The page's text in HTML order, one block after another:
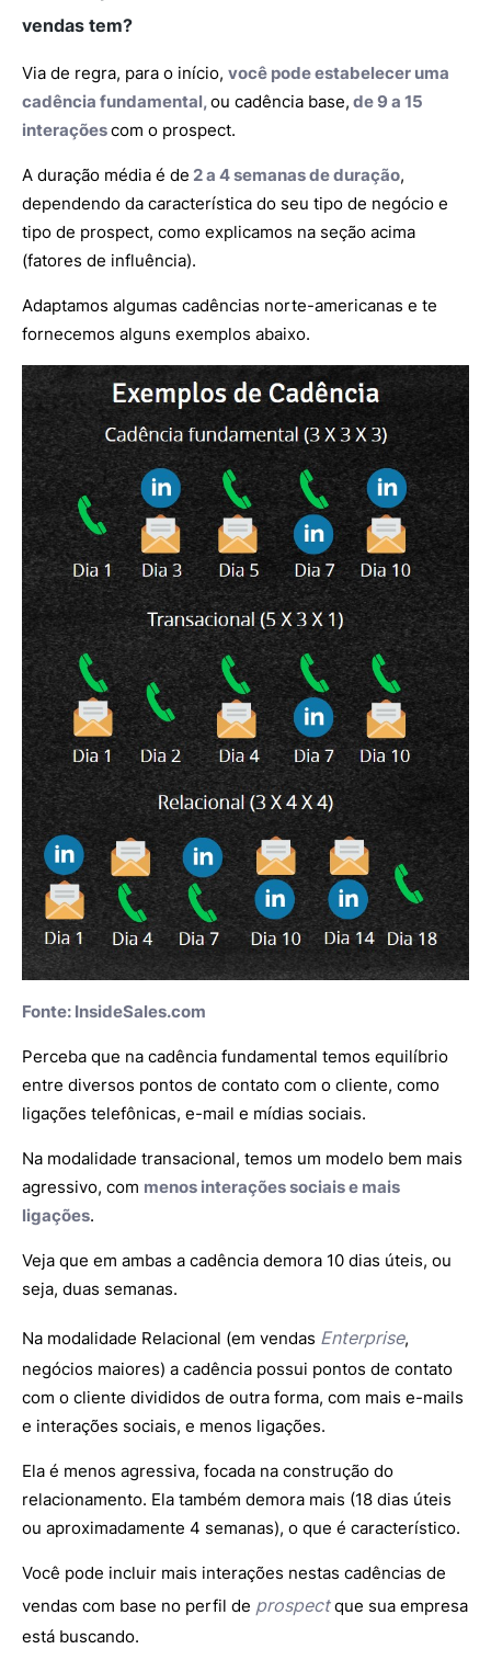
vendas tem?
Via de regra, para o início, você pode estabelecer uma
cadência fundamental,ou cadência base, de 9 a 15
interaçõescom o prospect.
A duração média é de 2 a 4 semanas de duração,
dependendo da característica do seu tipo de negócio e
tipo de prospect, como explicamos na seção acima
(fatores de influência).
Adaptamos algumas cadências norte-americanas e te
fornecemos alguns exemplos abaixo.
Fonte: InsideSales.com
Perceba que na cadência fundamental temos equilíbrio
entre diversos pontos de contato com o cliente, como
ligações telefônicas, e-mail e mídias sociais.
Na modalidade transacional, temos um modelo bem mais
agressivo, com menos interações sociais e mais
ligações.
Veja que em ambas a cadência demora 10 dias úteis, ou
seja, duas semanas.
Na modalidade Relacional (em vendas Enterprise,
negócios maiores) a cadência possui pontos de contato
com o cliente divididos de outra forma, com mais e-mails
e interações sociais, e menos ligações.
Ela é menos agressiva, focada na construção do
relacionamento. Ela também demora mais (18 dias úteis
ou aproximadamente 4 semanas), o que é característico.
Você pode incluir mais interações nestas cadências de
vendas com base no perfil de prospectque sua empresa
está buscando.